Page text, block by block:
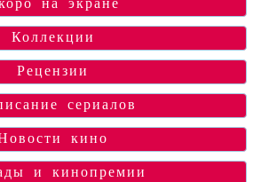
на экране
Коллекции
Рецензии
сериалов
кино
и кинопремии